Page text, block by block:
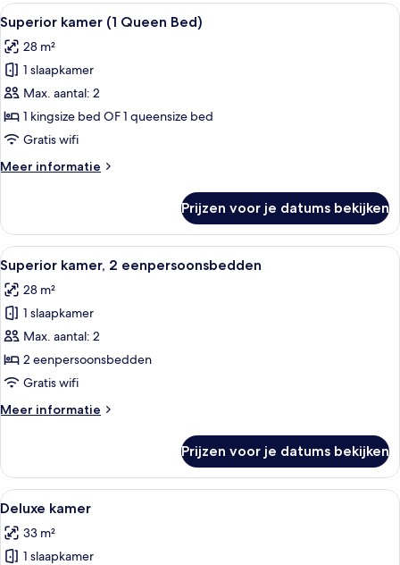
Alle
foto's
voor
Superior
kamer
(1
Queen
laden
Een hotelkamer met een groot bed,
9
Superior kamer (1 Queen Bed)
28 m²
1 slaapkamer
Max. aantal: 2
1 kingsize bed OF 1 queensize bed
Gratis wifi
Meer informatie
Meer
kamer
(1
Queen
Bed)
Prijzen voor je datums bekijken
Alle
foto's
voor
Superior
kamer,
2
eenpersoonsbedden
Hotelkamer met twee bedden, een
8
Superior kamer, 2 eenpersoonsbedden
28 m²
1 slaapkamer
Max. aantal: 2
2 eenpersoonsbedden
Gratis wifi
Meer informatie
Meer
kamer,
eenpersoonsbedden
Prijzen voor je datums bekijken
Alle
foto's
voor
Deluxe
Een hotelkamer met een groot bed,
9
Deluxe kamer
33 m²
1 slaapkamer